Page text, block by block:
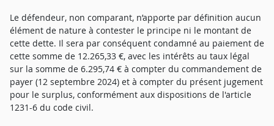
Le défendeur, non comparant, n’apporte par définition aucun
élément de nature à contester le principe ni le montant de
cette dette. Il sera par conséquent condamné au paiement de
cette somme de 12.265,33 €, avec les intérêts au taux légal
sur la somme de 6.295,74 € à compter du commandement de
payer (12 septembre 2024) et à compter du présent jugement
pour le surplus, conformément aux dispositions de l'article
1231-6 du code civil.